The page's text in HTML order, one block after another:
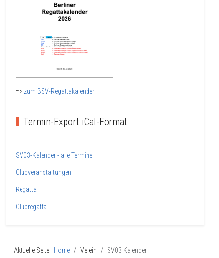
=> zum BSV-Regattakalender
Termin-Export iCal-Format
SV03-Kalender - alle Termine
Clubveranstaltungen
Regatta
Clubregatta
Aktuelle Seite: Home Verein SV03 Kalender